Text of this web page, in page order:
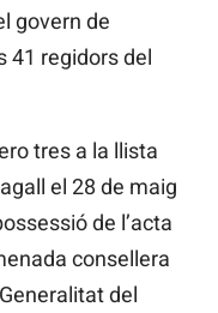
govern de
41 regidors del
tres a la llista
el 28 de maig
de l’acta
consellera
del